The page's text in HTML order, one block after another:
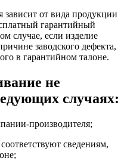
от вида продукции
гарантийный
случае, если изделие
заводского дефекта,
в гарантийном талоне.
не
случаях:
производителя;
сведениям,